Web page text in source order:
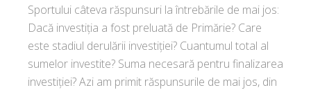
Sportului câteva răspunsuri la întrebările de mai jos:
Dacă investiția a fost preluată de Primărie? Care
este stadiul derulării investiției? Cuantumul total al
sumelor investite? Suma necesară pentru finalizarea
investiției? Azi am primit răspunsurile de mai jos, din